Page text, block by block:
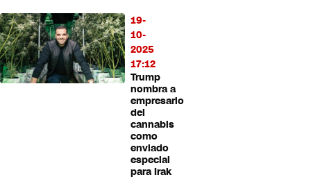
19-
10-
2025
17:12
Trump
nombra a
empresario
del
cannabis
como
enviado
especial
para Irak